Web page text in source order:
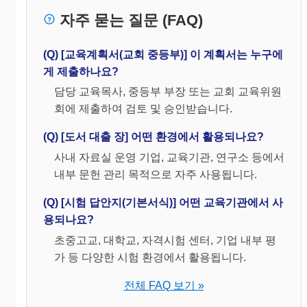
자주 묻는 질문 (FAQ)
(Q) [교육계획서(교회 중등부)] 이 계획서는 누구에
게 제출하나요?
담당 교육목사, 중등부 부장 또는 교회 교육위원
회에 제출하여 검토 및 승인받습니다.
(Q) [도서 대출 장] 어떤 환경에서 활용되나요?
사내 자료실 운영 기업, 교육기관, 연구소 등에서
내부 문헌 관리 목적으로 자주 사용됩니다.
(Q) [시험 답안지(기본서식)] 어떤 교육기관에서 사
용되나요?
초중고교, 대학교, 자격시험 센터, 기업 내부 평
가 등 다양한 시험 환경에서 활용됩니다.
전체 FAQ 보기 »